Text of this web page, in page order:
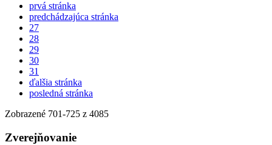
prvá stránka
predchádzajúca stránka
27
28
29
30
31
ďalšia stránka
posledná stránka
Zobrazené 701-725 z 4085
Zverejňovanie